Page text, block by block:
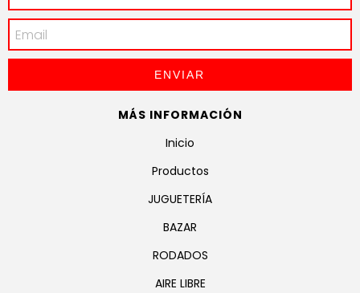
MÁS INFORMACIÓN
Inicio
Productos
JUGUETERÍA
BAZAR
RODADOS
AIRE LIBRE